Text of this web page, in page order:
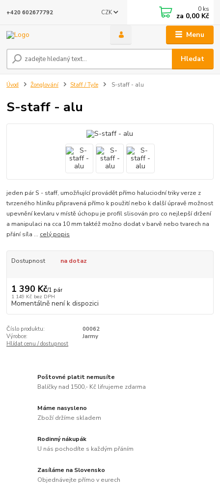
Menu
CZK
Hledat
+420 602677792 0 ks
za 0,00 Kč
Úvod Žonglování Staff / Tyče S-staff - alu
S-staff - alu
jeden pár S - staff, umožňující provádět přímo haluciodní triky verze z
tvrzeného hliníku připravená přímo k použití nebo k další úpravě možnost
upevnění kevlaru v místě úchopu je profil slisován pro co nejlepší držení
a manipulaci na cca 10 mm taktéž možno dodat v barvě nebo tvarech na
přání síla ... celý popis
Dostupnost na dotaz
1 390 Kč/1 pár
1 149 Kč bez DPH
Momentálně není k dispozici
Číslo produktu:
00062
Výrobce:
Jarmy
Hlídat cenu / dostupnost
Poštovné platit nemusíte
Balíčky nad 1500,- Kč lifrujeme zdarma
Máme nasysleno
Zboží držíme skladem
Rodinný nákupák
U nás pochodíte s každým přáním
Zasíláme na Slovensko
Objednávejte přímo v eurech